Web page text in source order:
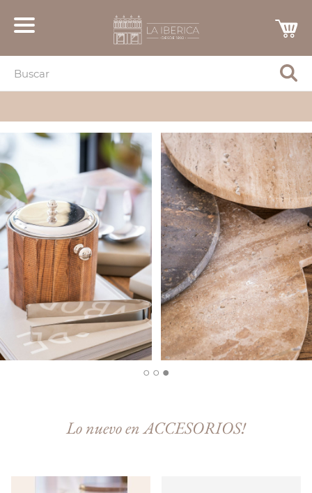
Lo nuevo en ACCESORIOS!